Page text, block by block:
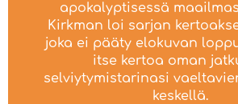
apokalyptisessä
Kirkman loi sarjan
joka ei pääty elokuvan
itse kertoa oman
selviytymistarinasi
keskellä.